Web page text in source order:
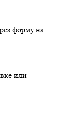
форму на
или